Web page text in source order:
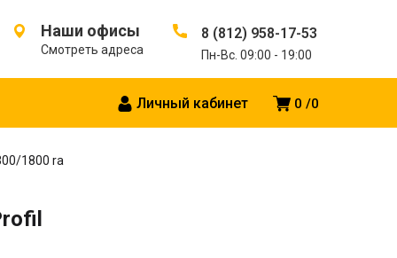
Наши офисы
Смотреть адреса
8 (812) 958-17-53
Пн-Вс. 09:00 - 19:00
0 0
Личный кабинет
1800 ra